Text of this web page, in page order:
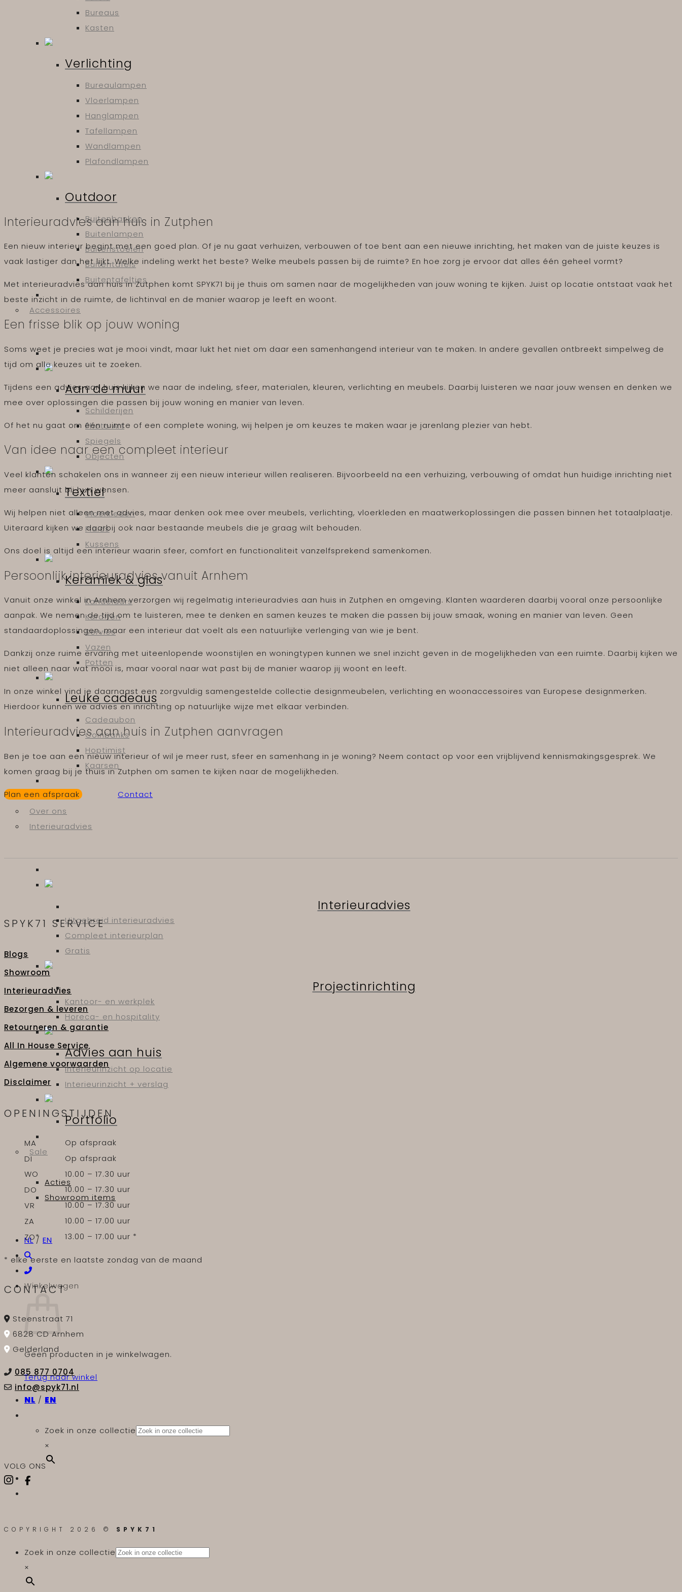
Bureaus
Kasten
Verlichting
Bureaulampen
Vloerlampen
Hanglampen
Tafellampen
Wandlampen
Plafondlampen
Outdoor
Buitenbanken
Buitenlampen
Buitenstoelen
Buitentafels
Buitentafeltjes
Accessoires
Aan de muur
Schilderijen
Photo Art
Spiegels
Objecten
Textiel
Vloerkleden
Plaids
Kussens
Keramiek & glas
Kandelaars
Karaffen
Servies
Vazen
Potten
Leuke cadeaus
Cadeaubon
Coinbanks
Hoptimist
Kaarsen
Merken
Over ons
Interieuradvies
Interieuradvies
Uitgebreid interieuradvies
Compleet interieurplan
Gratis
Projectinrichting
Kantoor- en werkplek
Horeca- en hospitality
Advies aan huis
Interieurinzicht op locatie
Interieurinzicht + verslag
Portfolio
Sale
Acties
Showroom items
NL/ EN
Winkelwagen
Geen producten in je winkelwagen.
Terug naar winkel
NL / EN
Zoek in onze collectie
×
Interieuradvies aan huis in Zutphen
Een nieuw interieur begint met een goed plan. Of je nu gaat verhuizen, verbouwen of toe bent aan een nieuwe inrichting, het maken van de juiste keuzes is
vaak lastiger dan het lijkt. Welke indeling werkt het beste? Welke meubels passen bij de ruimte? En hoe zorg je ervoor dat alles één geheel vormt?
Met interieuradvies aan huis in Zutphen komt SPYK71 bij je thuis om samen naar de mogelijkheden van jouw woning te kijken. Juist op locatie ontstaat vaak het
beste inzicht in de ruimte, de lichtinval en de manier waarop je leeft en woont.
Een frisse blik op jouw woning
Soms weet je precies wat je mooi vindt, maar lukt het niet om daar een samenhangend interieur van te maken. In andere gevallen ontbreekt simpelweg de
tijd om alle keuzes uit te zoeken.
Tijdens een advies aan huis kijken we naar de indeling, sfeer, materialen, kleuren, verlichting en meubels. Daarbij luisteren we naar jouw wensen en denken we
mee over oplossingen die passen bij jouw woning en manier van leven.
Of het nu gaat om één ruimte of een complete woning, wij helpen je om keuzes te maken waar je jarenlang plezier van hebt.
Van idee naar een compleet interieur
Veel klanten schakelen ons in wanneer zij een nieuw interieur willen realiseren. Bijvoorbeeld na een verhuizing, verbouwing of omdat hun huidige inrichting niet
meer aansluit bij hun wensen.
Wij helpen niet alleen met advies, maar denken ook mee over meubels, verlichting, vloerkleden en maatwerkoplossingen die passen binnen het totaalplaatje.
Uiteraard kijken we daarbij ook naar bestaande meubels die je graag wilt behouden.
Ons doel is altijd een interieur waarin sfeer, comfort en functionaliteit vanzelfsprekend samenkomen.
Persoonlijk interieuradvies vanuit Arnhem
Vanuit onze winkel in Arnhem verzorgen wij regelmatig interieuradvies aan huis in Zutphen en omgeving. Klanten waarderen daarbij vooral onze persoonlijke
aanpak. We nemen de tijd om te luisteren, mee te denken en samen keuzes te maken die passen bij jouw smaak, woning en manier van leven. Geen
standaardoplossingen, maar een interieur dat voelt als een natuurlijke verlenging van wie je bent.
Dankzij onze ruime ervaring met uiteenlopende woonstijlen en woningtypen kunnen we snel inzicht geven in de mogelijkheden van een ruimte. Daarbij kijken we
niet alleen naar wat mooi is, maar vooral naar wat past bij de manier waarop jij woont en leeft.
In onze winkel vind je daarnaast een zorgvuldig samengestelde collectie designmeubelen, verlichting en woonaccessoires van Europese designmerken.
Hierdoor kunnen we advies en inrichting op natuurlijke wijze met elkaar verbinden.
Interieuradvies aan huis in Zutphen aanvragen
Ben je toe aan een nieuw interieur of wil je meer rust, sfeer en samenhang in je woning? Neem contact op voor een vrijblijvend kennismakingsgesprek. We
komen graag bij je thuis in Zutphen om samen te kijken naar de mogelijkheden.
Plan een afspraak Contact
SPYK71 SERVICE
Blogs
Showroom
Interieuradvies
Bezorgen & leveren
Retourneren & garantie
All In House Service
Algemene voorwaarden
Disclaimer
OPENINGSTIJDEN
MA
Op afspraak
DI
Op afspraak
WO
10.00 – 17.30 uur
DO
10.00 – 17.30 uur
VR
10.00 – 17.30 uur
ZA
10.00 – 17.00 uur
ZO*
13.00 – 17.00 uur *
* elke eerste en laatste zondag van de maand
CONTACT
Steenstraat 71
6828 CD Arnhem
Gelderland
085 877 0704
info@spyk71.nl
VOLG ONS
COPYRIGHT 2026 © SPYK71
Zoek in onze collectie
×